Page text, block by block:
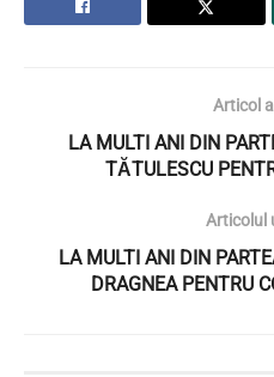
Articol
LA MULTI ANI DIN
TĂTULESCU
Articolul
LA MULTI ANI DIN
DRAGNEA PENTRU